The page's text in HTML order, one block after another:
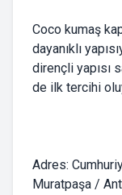
Coco kumaş
dayanıklı
dirençli yapısı
de ilk tercihi
Adres:
Muratpaşa /